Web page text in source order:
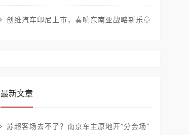
创维汽车印尼上市，奏响东南亚战略新乐章
最新文章
苏超客场去不了？南京车主原地开“分会场”！车贴玩